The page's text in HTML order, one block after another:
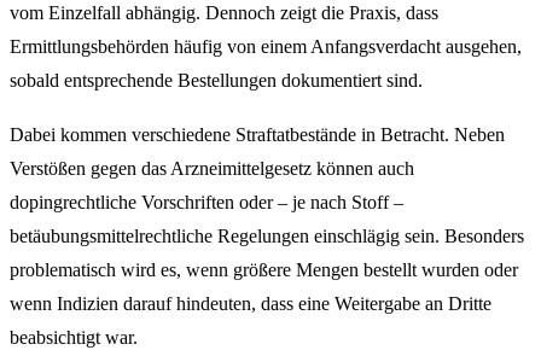
vom Einzelfall abhängig. Dennoch zeigt die Praxis, dass
Ermittlungsbehörden häufig von einem Anfangsverdacht ausgehen,
sobald entsprechende Bestellungen dokumentiert sind.
Dabei kommen verschiedene Straftatbestände in Betracht. Neben
Verstößen gegen das Arzneimittelgesetz können auch
dopingrechtliche Vorschriften oder – je nach Stoff –
betäubungsmittelrechtliche Regelungen einschlägig sein. Besonders
problematisch wird es, wenn größere Mengen bestellt wurden oder
wenn Indizien darauf hindeuten, dass eine Weitergabe an Dritte
beabsichtigt war.